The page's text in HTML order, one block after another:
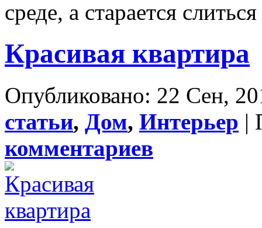
среде, а старается
Красивая квартира
Опубликовано: 22 Сен,
статьи, Дом, Интерьер |
комментариев